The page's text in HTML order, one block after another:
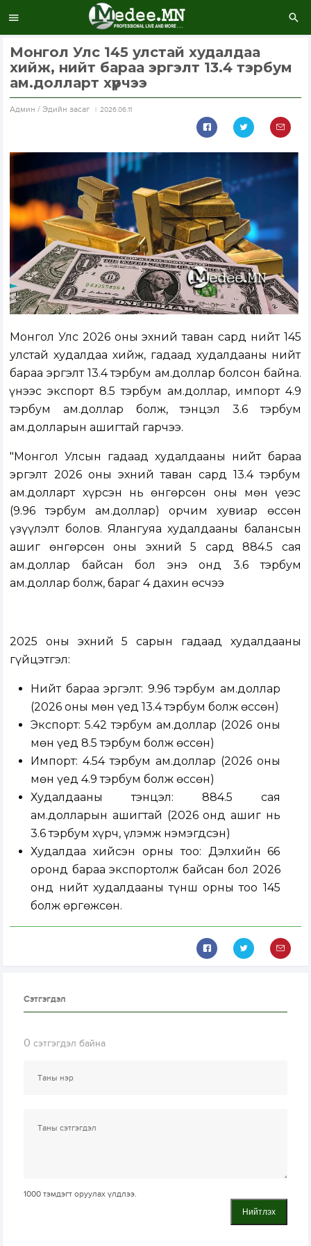
Монгол Улс 145 улстай худалдаа
хийж, нийт бараа эргэлт 13.4 тэрбум
ам.долларт хүрчээ
Aдмин / Эдийн засаг 2026.06.11
Монгол Улс 2026 оны эхний таван сард нийт 145
улстай худалдаа хийж, гадаад худалдааны нийт
бараа эргэлт 13.4 тэрбум ам.доллар болсон байна.
Үүнээс экспорт 8.5 тэрбум ам.доллар, импорт 4.9
тэрбум ам.доллар болж, тэнцэл 3.6 тэрбум
ам.долларын ашигтай гарчээ.
"Монгол Улсын гадаад худалдааны нийт бараа
эргэлт 2026 оны эхний таван сард 13.4 тэрбум
ам.долларт хүрсэн нь өнгөрсөн оны мөн үеэс
(9.96 тэрбум ам.доллар) орчим хувиар өссөн
үзүүлэлт болов. Ялангуяа худалдааны балансын
ашиг өнгөрсөн оны эхний 5 сард 884.5 сая
ам.доллар байсан бол энэ онд 3.6 тэрбум
ам.доллар болж, бараг 4 дахин өсчээ
2025 оны эхний 5 сарын гадаад худалдааны
гүйцэтгэл:
Нийт бараа эргэлт: 9.96 тэрбум ам.доллар
(2026 оны мөн үед 13.4 тэрбум болж өссөн)
Экспорт: 5.42 тэрбум ам.доллар (2026 оны
мөн үед 8.5 тэрбум болж өссөн)
Импорт: 4.54 тэрбум ам.доллар (2026 оны
мөн үед 4.9 тэрбум болж өссөн)
Худалдааны тэнцэл: 884.5 сая
ам.долларын ашигтай (2026 онд ашиг нь
3.6 тэрбум хүрч, үлэмж нэмэгдсэн)
Худалдаа хийсэн орны тоо: Дэлхийн 66
оронд бараа экспортолж байсан бол 2026
онд нийт худалдааны түнш орны тоо 145
болж өргөжсөн.
Сэтгэгдэл
0 сэтгэгдэл байна
1000 тэмдэгт оруулах үлдлээ.
Нийтлэх